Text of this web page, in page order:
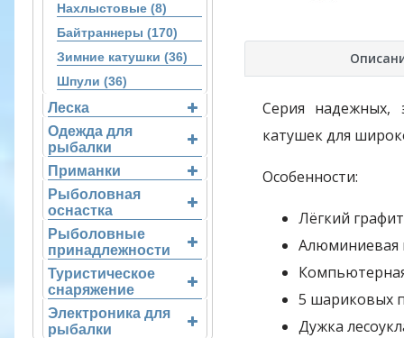
Нахлыстовые (8)
Байтраннеры (170)
Зимние катушки (36)
Шпули (36)
Леска
Одежда для
рыбалки
Приманки
Рыболовная
оснастка
Рыболовные
принадлежности
Туристическое
снаряжение
Электроника для
рыбалки
Серия надежных,
катушек для
Особенности:
Лёгкий
Алюминиевая
5 шариковых
Дужка